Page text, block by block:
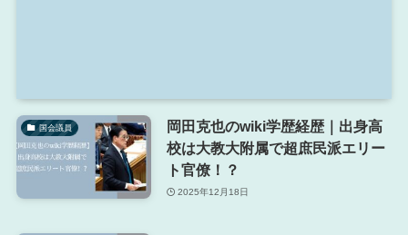
国会議員
岡田克也のwiki学歴経歴｜出身高
校は大教大附属で超庶民派エリー
ト官僚！？
2025年12月18日